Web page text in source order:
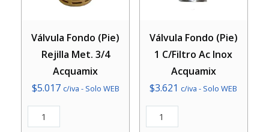
Válvula Fondo (Pie)
Rejilla Met. 3/4
Acquamix
$5.017 c/iva - Solo WEB
Válvula
Válvula Fondo (Pie)
1 C/Filtro Ac Inox
Acquamix
$3.621 c/iva - Solo WEB
Válvula